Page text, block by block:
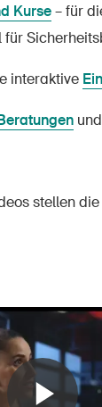
Kurse– für
für
interaktive
stellen